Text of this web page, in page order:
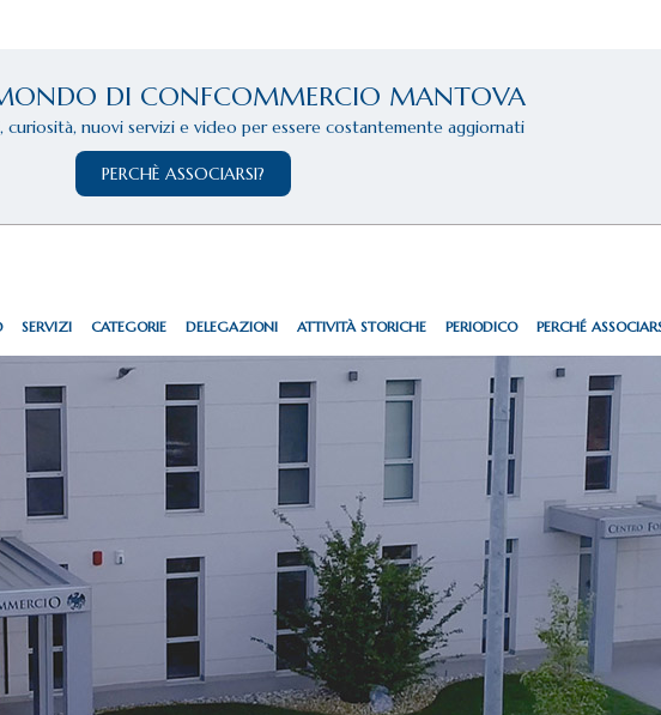
DI CONFCOMMERCIO MANTOVA
curiosità, nuovi servizi e video per essere costantemente aggiornati
PERCHÈ ASSOCIARSI?
SERVIZI CATEGORIE DELEGAZIONI ATTIVITÀ STORICHE PERIODICO PERCHÉ